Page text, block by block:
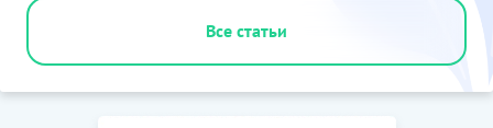
Все статьи